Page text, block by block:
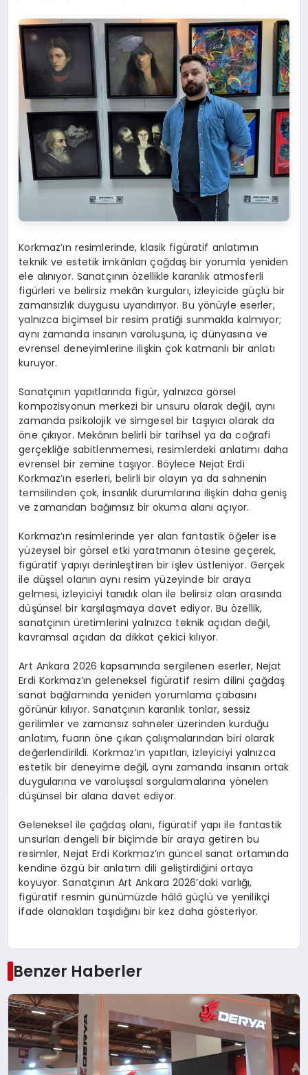
Korkmaz’ın resimlerinde, klasik figüratif anlatımın
teknik ve estetik imkânları çağdaş bir yorumla yeniden
ele alınıyor. Sanatçının özellikle karanlık atmosferli
figürleri ve belirsiz mekân kurguları, izleyicide güçlü bir
zamansızlık duygusu uyandırıyor. Bu yönüyle eserler,
yalnızca biçimsel bir resim pratiği sunmakla kalmıyor;
aynı zamanda insanın varoluşuna, iç dünyasına ve
evrensel deneyimlerine ilişkin çok katmanlı bir anlatı
kuruyor.
Sanatçının yapıtlarında figür, yalnızca görsel
kompozisyonun merkezi bir unsuru olarak değil, aynı
zamanda psikolojik ve simgesel bir taşıyıcı olarak da
öne çıkıyor. Mekânın belirli bir tarihsel ya da coğrafi
gerçekliğe sabitlenmemesi, resimlerdeki anlatımı daha
evrensel bir zemine taşıyor. Böylece Nejat Erdi
Korkmaz’ın eserleri, belirli bir olayın ya da sahnenin
temsilinden çok, insanlık durumlarına ilişkin daha geniş
ve zamandan bağımsız bir okuma alanı açıyor.
Korkmaz’ın resimlerinde yer alan fantastik öğeler ise
yüzeysel bir görsel etki yaratmanın ötesine geçerek,
figüratif yapıyı derinleştiren bir işlev üstleniyor. Gerçek
ile düşsel olanın aynı resim yüzeyinde bir araya
gelmesi, izleyiciyi tanıdık olan ile belirsiz olan arasında
düşünsel bir karşılaşmaya davet ediyor. Bu özellik,
sanatçının üretimlerini yalnızca teknik açıdan değil,
kavramsal açıdan da dikkat çekici kılıyor.
Art Ankara 2026 kapsamında sergilenen eserler, Nejat
Erdi Korkmaz’ın geleneksel figüratif resim dilini çağdaş
sanat bağlamında yeniden yorumlama çabasını
görünür kılıyor. Sanatçının karanlık tonlar, sessiz
gerilimler ve zamansız sahneler üzerinden kurduğu
anlatım, fuarın öne çıkan çalışmalarından biri olarak
değerlendirildi. Korkmaz’ın yapıtları, izleyiciyi yalnızca
estetik bir deneyime değil, aynı zamanda insanın ortak
duygularına ve varoluşsal sorgulamalarına yönelen
düşünsel bir alana davet ediyor.
Geleneksel ile çağdaş olanı, figüratif yapı ile fantastik
unsurları dengeli bir biçimde bir araya getiren bu
resimler, Nejat Erdi Korkmaz’ın güncel sanat ortamında
kendine özgü bir anlatım dili geliştirdiğini ortaya
koyuyor. Sanatçının Art Ankara 2026’daki varlığı,
figüratif resmin günümüzde hâlâ güçlü ve yenilikçi
ifade olanakları taşıdığını bir kez daha gösteriyor.
Benzer Haberler